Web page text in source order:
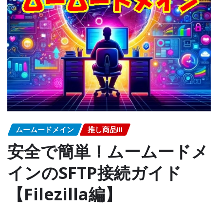
ムームードメイン 推し商品III
安全で簡単！ムームードメ
インのSFTP接続ガイド
【Filezilla編】